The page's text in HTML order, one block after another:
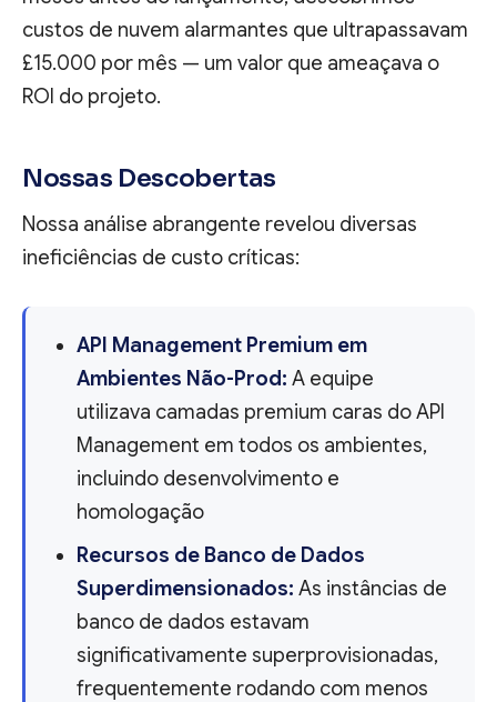
custos de nuvem alarmantes que ultrapassavam
£15.000 por mês — um valor que ameaçava o
ROI do projeto.
Nossas Descobertas
Nossa análise abrangente revelou diversas
ineficiências de custo críticas:
API Management Premium em
Ambientes Não-Prod: A equipe
utilizava camadas premium caras do API
Management em todos os ambientes,
incluindo desenvolvimento e
homologação
Recursos de Banco de Dados
Superdimensionados: As instâncias de
banco de dados estavam
significativamente superprovisionadas,
frequentemente rodando com menos